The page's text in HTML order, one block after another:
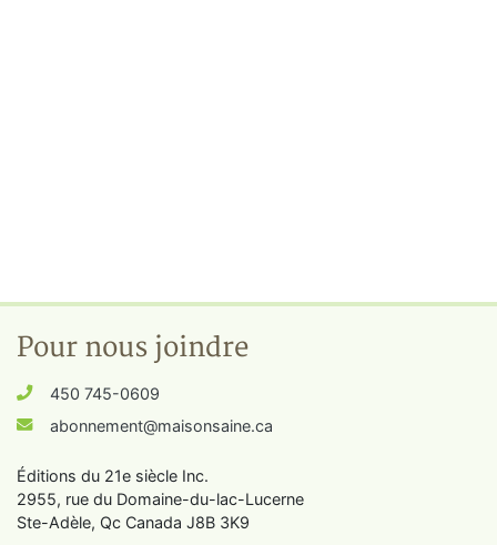
Pour nous joindre
450 745-0609
abonnement@maisonsaine.ca
Éditions du 21e siècle Inc.
2955, rue du Domaine-du-lac-Lucerne
Ste-Adèle, Qc Canada J8B 3K9